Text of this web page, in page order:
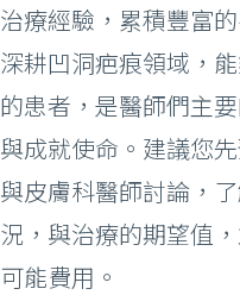
療經驗，累積豐富
耕凹洞疤痕領域，
患者，是醫師們主
成就使命。建議您
皮膚科醫師討論，
，與治療的期望值
能費用。